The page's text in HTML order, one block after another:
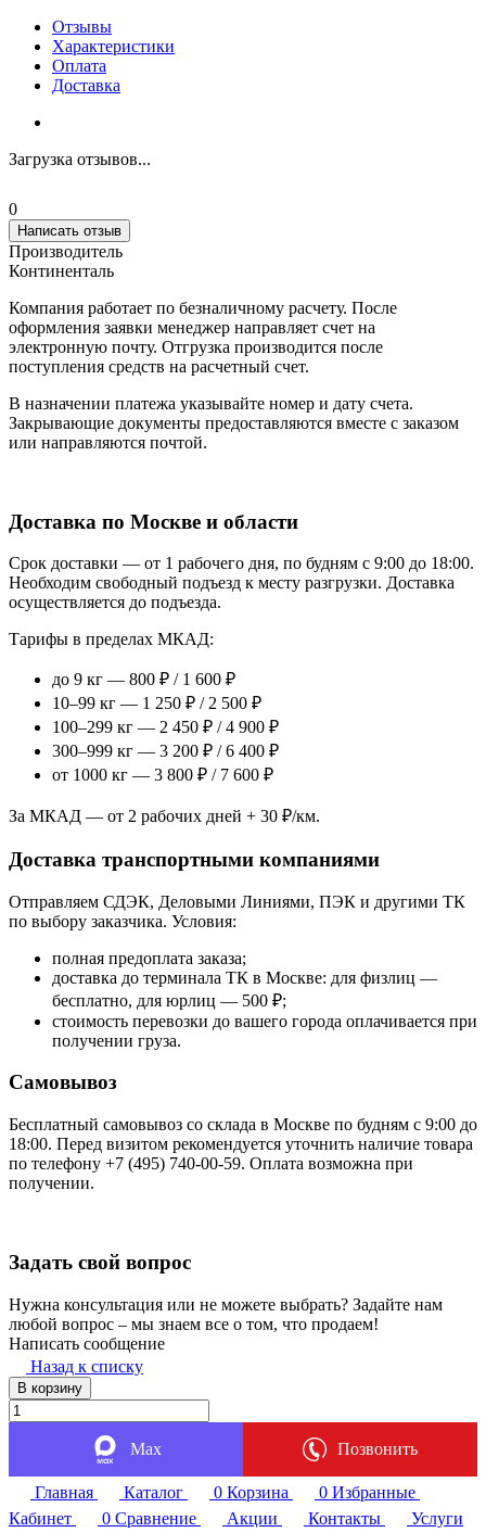
Отзывы
Характеристики
Оплата
Доставка
Загрузка отзывов...
0
Написать отзыв
Производитель
Континенталь
Компания работает по безналичному расчету. После
оформления заявки менеджер направляет счет на
электронную почту. Отгрузка производится после
поступления средств на расчетный счет.
В назначении платежа указывайте номер и дату счета.
Закрывающие документы предоставляются вместе с заказом
или направляются почтой.
Доставка по Москве и области
Срок доставки — от 1 рабочего дня, по будням с 9:00 до 18:00.
Необходим свободный подъезд к месту разгрузки. Доставка
осуществляется до подъезда.
Тарифы в пределах МКАД:
до 9 кг — 800 ₽ / 1 600 ₽
10–99 кг — 1 250 ₽ / 2 500 ₽
100–299 кг — 2 450 ₽ / 4 900 ₽
300–999 кг — 3 200 ₽ / 6 400 ₽
от 1000 кг — 3 800 ₽ / 7 600 ₽
За МКАД — от 2 рабочих дней + 30 ₽/км.
Доставка транспортными компаниями
Отправляем СДЭК, Деловыми Линиями, ПЭК и другими ТК
по выбору заказчика. Условия:
полная предоплата заказа;
доставка до терминала ТК в Москве: для физлиц —
бесплатно, для юрлиц — 500 ₽;
стоимость перевозки до вашего города оплачивается при
получении груза.
Самовывоз
Бесплатный самовывоз со склада в Москве по будням с 9:00 до
18:00. Перед визитом рекомендуется уточнить наличие товара
по телефону +7 (495) 740-00-59. Оплата возможна при
получении.
Задать свой вопрос
Нужна консультация или не можете выбрать? Задайте нам
любой вопрос – мы знаем все о том, что продаем!
Написать сообщение
Назад к списку
В корзину
Max Позвонить
Главная Каталог 0 Корзина 0 Избранные
Кабинет
0 Сравнение Акции Контакты
Услуги